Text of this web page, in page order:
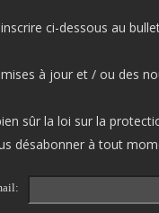
ci-dessous au
à jour et / ou des
sûr la loi sur la
désabonner à tout